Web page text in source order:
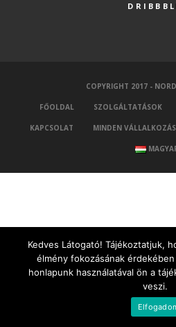
COPYRIGHT 2017 -
FŐOLDAL SZOLGÁLTATÁSOK
KAPCSOLAT MINDEN
Kedves Látogató! Tájékoztatjuk,
élmény fokozásának
honlapunk használatával ön a
veszi.